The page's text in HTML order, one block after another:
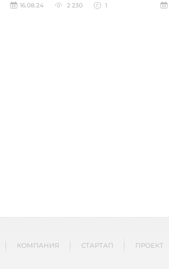
интерн...
16.08.24 2 230 1
КОМПАНИЯ СТАРТАП ПРОЕКТ